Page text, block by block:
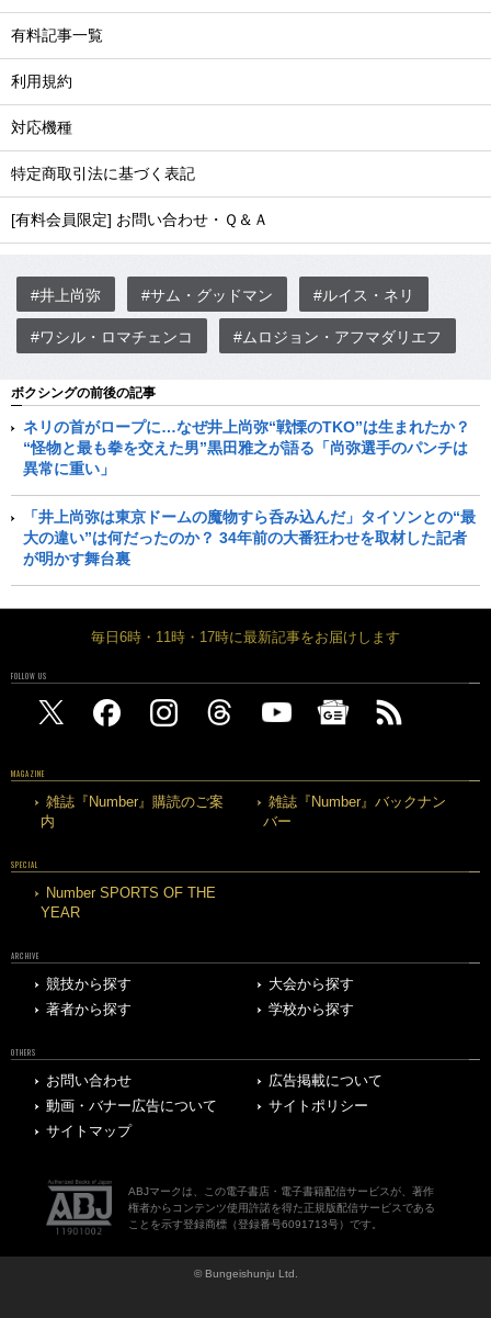
有料記事一覧
利用規約
対応機種
特定商取引法に基づく表記
[有料会員限定] お問い合わせ・Ｑ＆Ａ
#井上尚弥 #サム・グッドマン #ルイス・ネリ
#ワシル・ロマチェンコ #ムロジョン・アフマダリエフ
ボクシングの前後の記事
ネリの首がロープに…なぜ井上尚弥“戦慄のTKO”は生まれたか？
“怪物と最も拳を交えた男”黒田雅之が語る「尚弥選手のパンチは
異常に重い」
「井上尚弥は東京ドームの魔物すら呑み込んだ」タイソンとの“最
大の違い”は何だったのか？ 34年前の大番狂わせを取材した記者
が明かす舞台裏
毎日6時・11時・17時に最新記事をお届けします
FOLLOW US
MAGAZINE
雑誌『Number』購読のご案
内
雑誌『Number』バックナン
バー
SPECIAL
Number SPORTS OF THE
YEAR
ARCHIVE
競技から探す
大会から探す
著者から探す
学校から探す
OTHERS
お問い合わせ
広告掲載について
動画・バナー広告について
サイトポリシー
サイトマップ
ABJマークは、この電子書店・電子書籍配信サービスが、著作
権者からコンテンツ使用許諾を得た正規版配信サービスである
ことを示す登録商標（登録番号6091713号）です。
© Bungeishunju Ltd.